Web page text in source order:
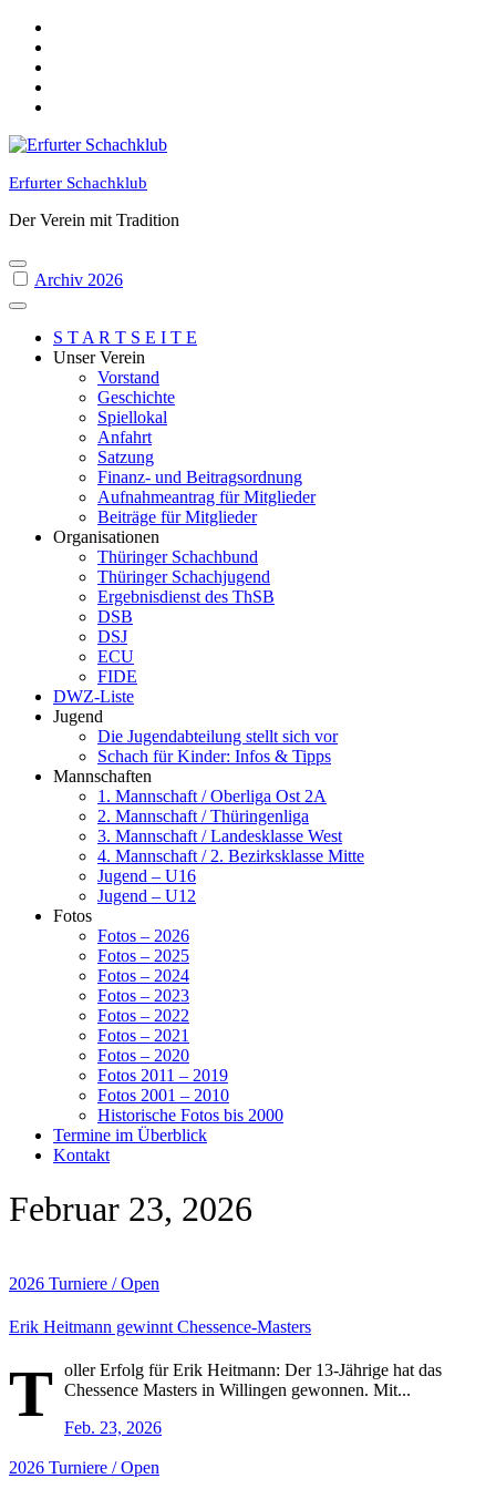
Skip
content
Erfurter Schachklub
Der Verein mit Tradition
Archiv 2026
S T A R T S E I T E
Unser Verein
Vorstand
Geschichte
Spiellokal
Anfahrt
Satzung
Finanz- und Beitragsordnung
Aufnahmeantrag für Mitglieder
Beiträge für Mitglieder
Organisationen
Thüringer Schachbund
Thüringer Schachjugend
Ergebnisdienst des ThSB
DSB
DSJ
ECU
FIDE
DWZ-Liste
Jugend
Die Jugendabteilung stellt sich vor
Schach für Kinder: Infos & Tipps
Mannschaften
1. Mannschaft / Oberliga Ost 2A
2. Mannschaft / Thüringenliga
3. Mannschaft / Landesklasse West
4. Mannschaft / 2. Bezirksklasse Mitte
Jugend – U16
Jugend – U12
Fotos
Fotos – 2026
Fotos – 2025
Fotos – 2024
Fotos – 2023
Fotos – 2022
Fotos – 2021
Fotos – 2020
Fotos 2011 – 2019
Fotos 2001 – 2010
Historische Fotos bis 2000
Termine im Überblick
Kontakt
Februar 23, 2026
2026 Turniere / Open
Erik Heitmann gewinnt Chessence-Masters
T oller Erfolg für Erik Heitmann: Der 13-Jährige hat das
Chessence Masters in Willingen gewonnen. Mit...
Feb. 23, 2026
2026 Turniere / Open